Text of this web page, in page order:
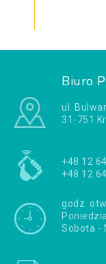
Biuro
ul.
31-751
+48 12
+48 12
godz.
Sobota -